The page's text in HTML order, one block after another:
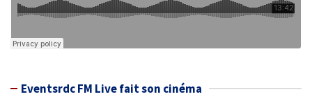
Eventsrdc FM Live fait son cinéma